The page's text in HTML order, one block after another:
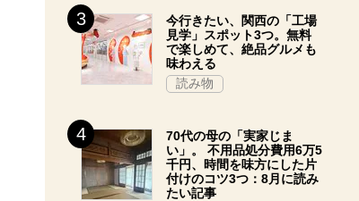
今行きたい、関西の「工場
見学」スポット3つ。無料
で楽しめて、絶品グルメも
味わえる
読み物
70代の母の「実家じま
い」。 不用品処分費用6万5
千円、時間を味方にした片
付けのコツ3つ：8月に読み
たい記事